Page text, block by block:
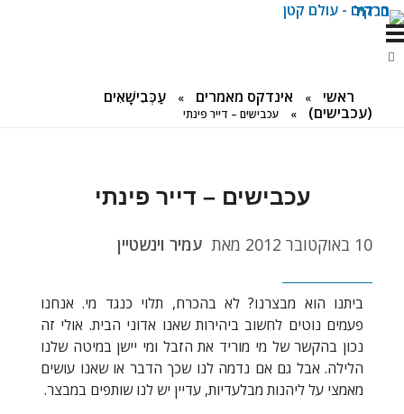
ח
רקים - עולם קטן בגדול
חרקים, עכבישים ופרוקי רגליים בישראל. מאות מאמרים בנושאי טבע, אקולוגיה, ביולוגיה ויחסי אדם-חרקים. הפעלות ומשחקים לילדים,
ראשי » אינדקס מאמרים »
עַכְּבִישָׁאִים
(עכבישים)
» עכבישים – דייר פינתי
עכבישים – דייר פינתי
10 באוקטובר 2012 מאת עמיר וינשטיין
ביתנו הוא מבצרנו? לא בהכרח, תלוי כנגד מי. אנחנו
פעמים נוטים לחשוב ביהירות שאנו אדוני הבית. אולי זה
נכון בהקשר של מי מוריד את הזבל ומי יישן במיטה שלנו
הלילה. אבל גם אם נדמה לנו שכך הדבר או שאנו עושים
מאמצי על ליהנות מבלעדיות, עדיין יש לנו שותפים במבצר.